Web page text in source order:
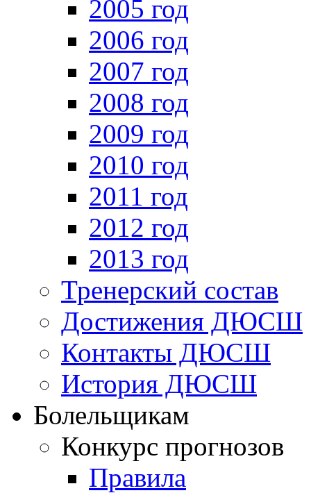
2005 год
2006 год
2007 год
2008 год
2009 год
2010 год
2011 год
2012 год
2013 год
Тренерский состав
Достижения ДЮСШ
Контакты ДЮСШ
История ДЮСШ
Болельщикам
Конкурс прогнозов
Правила